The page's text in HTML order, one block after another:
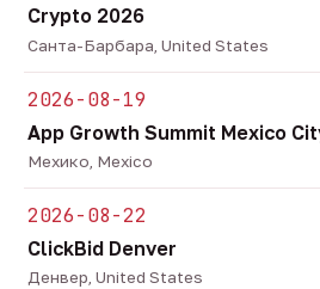
Crypto 2026
Санта-Барбара, United States
2026-08-19
App Growth Summit Mexico
Мехико, Mexico
2026-08-22
ClickBid Denver
Денвер, United States